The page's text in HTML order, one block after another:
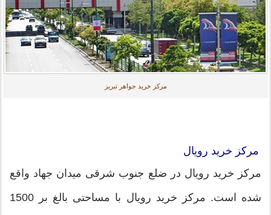
مرکز خرید جواهر تبریز
مرکز خرید رویال
مرکز خرید رویال در ضلع جنوب شرقی میدان جهاد واقع
شده است. مرکز خرید رویال با مساحتی بالغ بر 1500